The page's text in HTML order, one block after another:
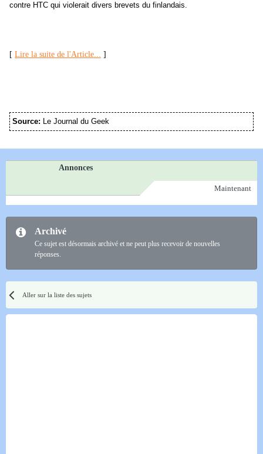
contre HTC qui violerait divers brevets du finlandais.
[ Lire la suite de l'Article... ]
Source: Le Journal du Geek
Annonces
Maintenant
Archivé
Ce sujet est désormais archivé et ne peut plus recevoir de nouvelles
réponses.
Aller sur la liste des sujets